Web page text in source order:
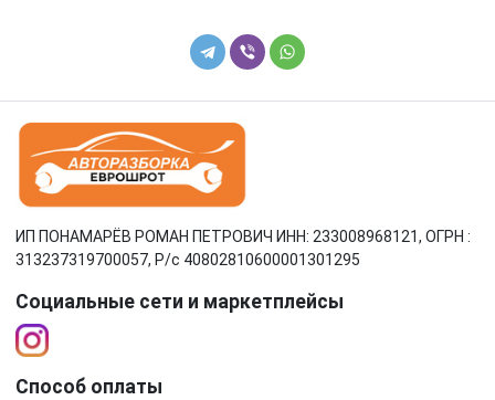
ИП ПОНАМАРЁВ РОМАН ПЕТРОВИЧ ИНН: 233008968121, ОГРН :
313237319700057, Р/c 40802810600001301295
Социальные сети и маркетплейсы
Способ оплаты